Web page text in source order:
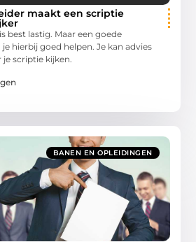
maakt een scriptie
best lastig. Maar een goede
hierbij goed helpen. Je kan advies
je scriptie kijken.
BANEN EN OPLEIDINGEN